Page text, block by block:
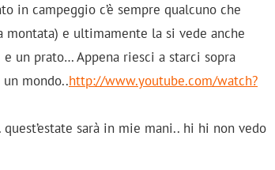
in campeggio c’è sempre qualcuno che
montata) e ultimamente la si vede anche
un prato… Appena riesci a starci sopra
mondo..http://www.youtube.com/watch?
sarà in mie mani.. hi hi non vedo